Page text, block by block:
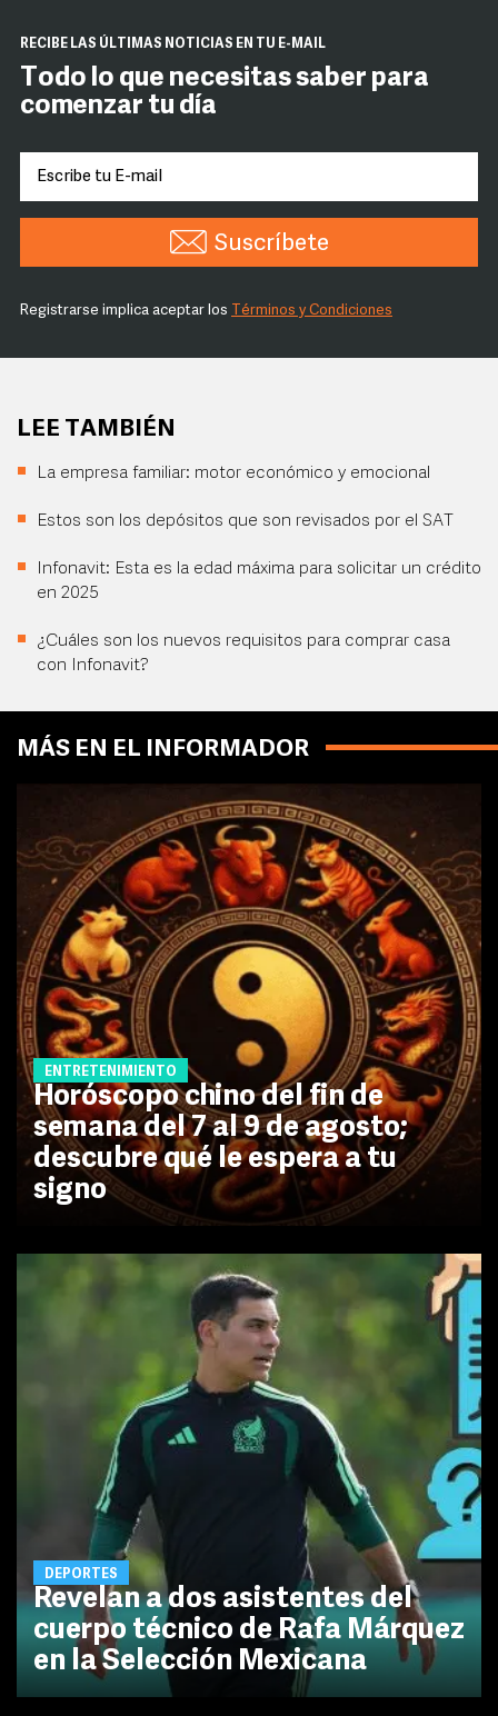
RECIBE LAS ÚLTIMAS NOTICIAS EN TU E-MAIL
Todo lo que necesitas saber para
comenzar tu día
Suscríbete
Registrarse implica aceptar los Términos y Condiciones
LEE TAMBIÉN
La empresa familiar: motor económico y emocional
Estos son los depósitos que son revisados por el SAT
Infonavit: Esta es la edad máxima para solicitar un crédito
en 2025
¿Cuáles son los nuevos requisitos para comprar casa
con Infonavit?
MÁS EN EL INFORMADOR
ENTRETENIMIENTO
Horóscopo chino del fin de
semana del 7 al 9 de agosto;
descubre qué le espera a tu
signo
DEPORTES
Revelan a dos asistentes del
cuerpo técnico de Rafa Márquez
en la Selección Mexicana